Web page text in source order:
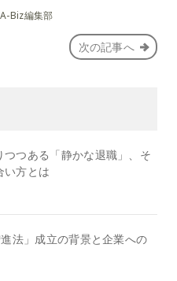
Biz編集部
次の記事へ
つつある「静かな退職」、そ
い方とは
進法」成立の背景と企業への